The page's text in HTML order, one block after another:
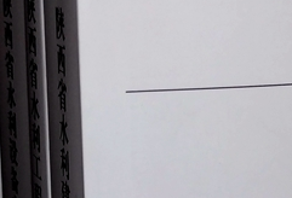
额
20kv及以下配电网工程预
算定额
全国消耗量工程定额
北京市建设工程消耗量定